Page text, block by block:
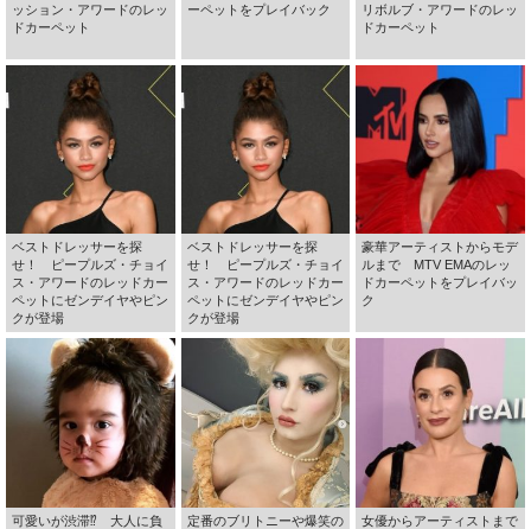
ッション・アワードのレッ
ドカーペット
ーペットをプレイバック
リボルブ・アワードのレッ
ドカーペット
ベストドレッサーを探
せ！ ピープルズ・チョイ
ス・アワードのレッドカー
ペットにゼンデイヤやピン
クが登場
ベストドレッサーを探
せ！ ピープルズ・チョイ
ス・アワードのレッドカー
ペットにゼンデイヤやピン
クが登場
豪華アーティストからモデ
ルまで MTV EMAのレッ
ドカーペットをプレイバッ
ク
可愛いが渋滞⁉ 大人に負
定番のブリトニーや爆笑の
女優からアーティストまで